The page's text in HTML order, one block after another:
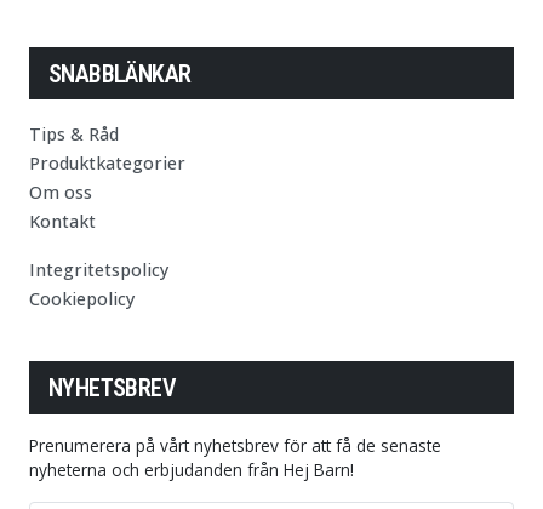
SNABBLÄNKAR
Tips & Råd
Produktkategorier
Om oss
Kontakt
Integritetspolicy
Cookiepolicy
NYHETSBREV
Prenumerera på vårt nyhetsbrev för att få de senaste
nyheterna och erbjudanden från Hej Barn!